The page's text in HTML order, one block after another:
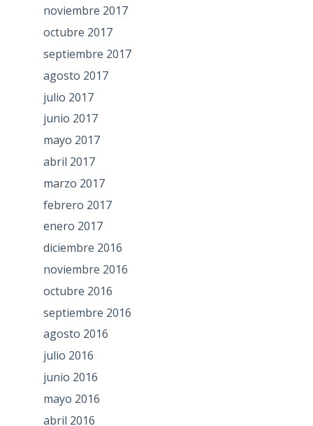
noviembre 2017
octubre 2017
septiembre 2017
agosto 2017
julio 2017
junio 2017
mayo 2017
abril 2017
marzo 2017
febrero 2017
enero 2017
diciembre 2016
noviembre 2016
octubre 2016
septiembre 2016
agosto 2016
julio 2016
junio 2016
mayo 2016
abril 2016